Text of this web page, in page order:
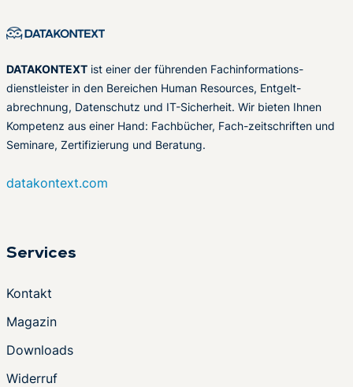
DATAKONTEXT ist einer der führenden Fachinformations-
dienstleister in den Bereichen Human Resources, Entgelt-
abrechnung, Datenschutz und IT-Sicherheit. Wir bieten Ihnen
Kompetenz aus einer Hand: Fachbücher, Fach-zeitschriften und
Seminare, Zertifizierung und Beratung.
datakontext.com
Services
Kontakt
Magazin
Downloads
Widerruf